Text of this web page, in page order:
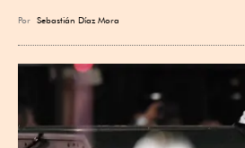
Por Sebastián Díaz Mora